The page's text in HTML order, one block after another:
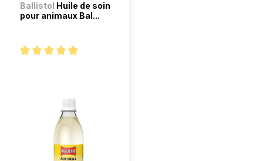
Ballistol Huile de soin
pour animaux Bal...